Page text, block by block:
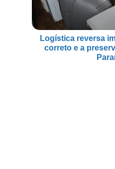
Logística reversa
correto e a